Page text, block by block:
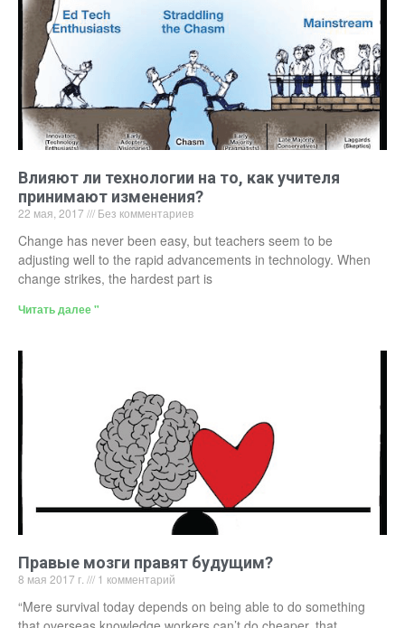
Влияют ли технологии на то, как учителя
принимают изменения?
22 мая, 2017 Без комментариев
Change has never been easy, but teachers seem to be
adjusting well to the rapid advancements in technology. When
change strikes, the hardest part is
Читать далее "
Правые мозги правят будущим?
8 мая 2017 г. 1 комментарий
“Mere survival today depends on being able to do something